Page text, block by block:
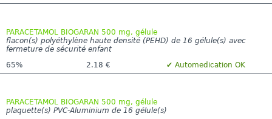
PARACETAMOL BIOGARAN 500 mg, gélule
flacon(s) polyéthylène haute densité (PEHD) de 16 gélule(s) avec
fermeture de sécurité enfant
65%
2.18 € ✔ Automedication OK
PARACETAMOL BIOGARAN 500 mg, gélule
plaquette(s) PVC-Aluminium de 16 gélule(s)